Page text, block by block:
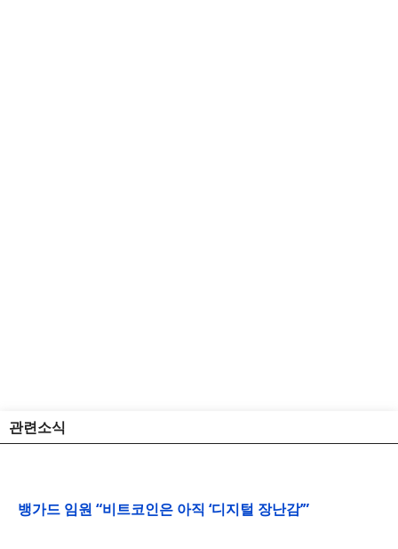
관련소식
뱅가드 임원 “비트코인은 아직 ‘디지털 장난감’”